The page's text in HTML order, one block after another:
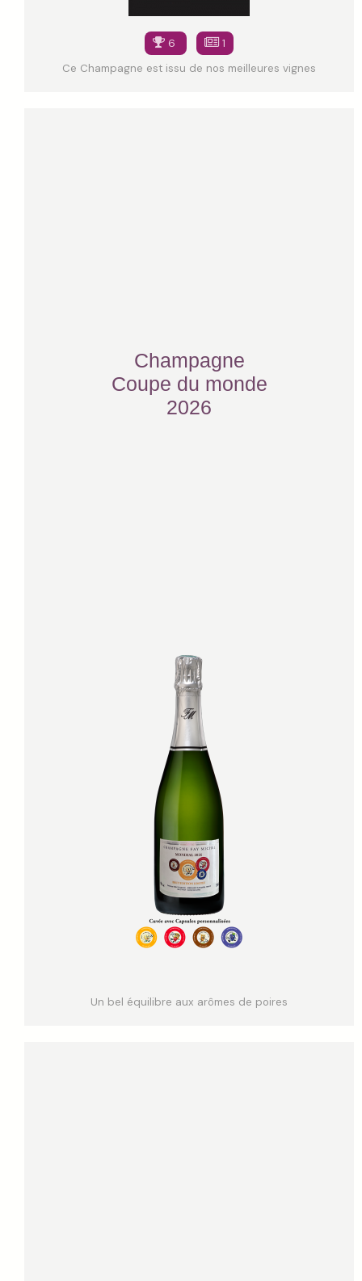
6
1
Ce Champagne est issu de nos meilleures vignes
Champagne
Coupe du monde
2026
Un bel équilibre aux arômes de poires